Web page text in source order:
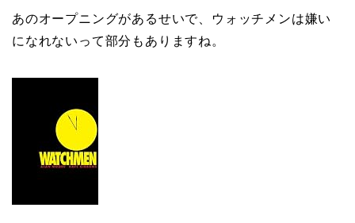
あのオープニングがあるせいで、ウォッチメンは嫌い
になれないって部分もありますね。